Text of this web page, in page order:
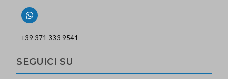
+39 371 333 9541
SEGUICI SU